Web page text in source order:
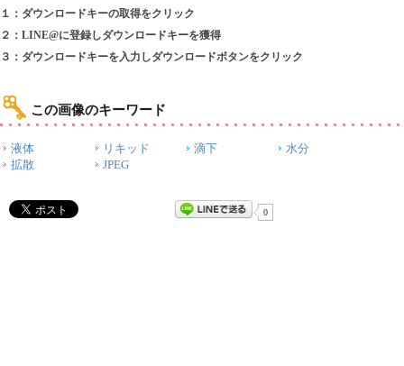
１：ダウンロードキーの取得をクリック
２：LINE@に登録しダウンロードキーを獲得
３：ダウンロードキーを入力しダウンロードボタンをクリック
この画像のキーワード
液体 リキッド 滴下
水分
拡散
JPEG
0